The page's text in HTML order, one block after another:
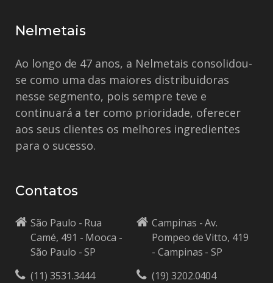
Nelmetais
Ao longo de 47 anos, a Nelmetais consolidou-
se como uma das maiores distribuidoras
nesse segmento, pois sempre teve e
continuará a ter como prioridade, oferecer
aos seus clientes os melhores ingredientes
para o sucesso.
Contatos
São Paulo - Rua
Camé, 491 - Mooca -
São Paulo - SP
(11) 3531.3444
Campinas - Av.
Pompeo de Vitto, 419
- Campinas - SP
(19) 3202.0404